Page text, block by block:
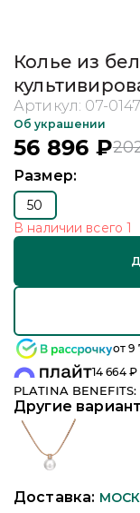
Колье из
Артикул: 07-
Об украшении
56 896 ₽
Размер:
50
В наличии всего1
от9
14 664₽
PLATINA
Другие
Доставка: